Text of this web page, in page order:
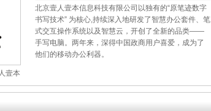
壹本
北京壹人壹本信息科技有限公司以独有的“原笔迹数字
书写技术” 为核心,持续深入地研发了智慧办公套件、笔
式交互操作系统以及智慧云，开创了全新的品类——
手写电脑。两年来，深得中国政商用户喜爱，成为了
他们的移动办公利器。